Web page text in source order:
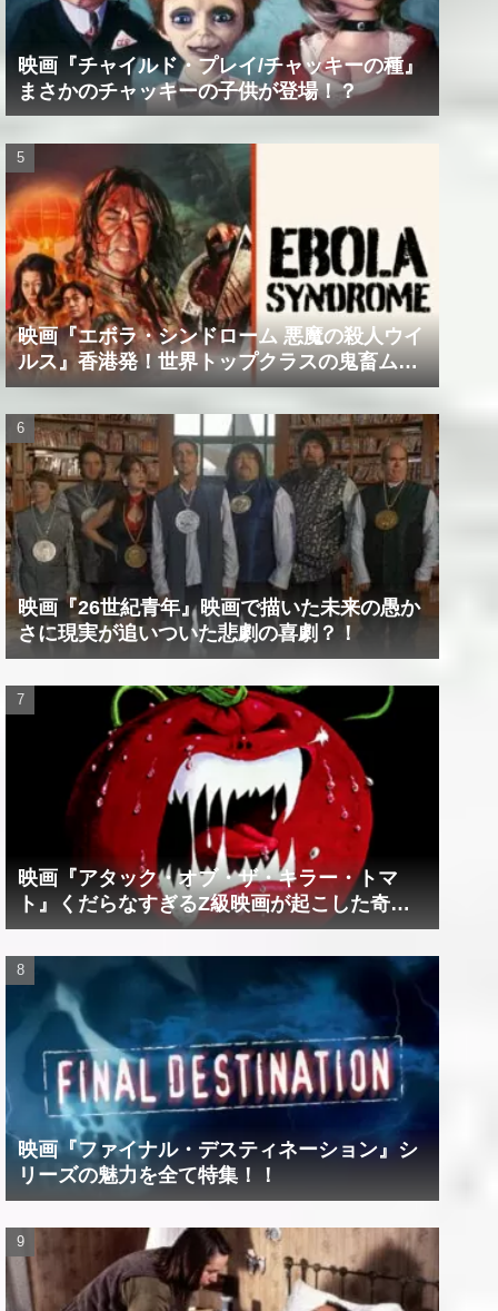
映画『チャイルド・プレイ/チャッキーの種』
まさかのチャッキーの子供が登場！？
映画『エボラ・シンドローム 悪魔の殺人ウイ
ルス』香港発！世界トップクラスの鬼畜ムー
ビー！！
映画『26世紀青年』映画で描いた未来の愚か
さに現実が追いついた悲劇の喜劇？！
映画『アタック・オブ・ザ・キラー・トマ
ト』くだらなすぎるZ級映画が起こした奇跡
の数々！？
映画『ファイナル・デスティネーション』シ
リーズの魅力を全て特集！！